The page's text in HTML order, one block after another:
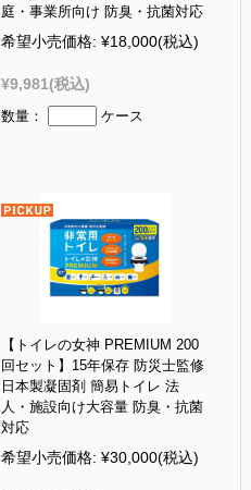
庭・事業所向け 防臭・抗菌対応
希望小売価格: ¥18,000(税込)
¥9,981(税込)
数量： ケース
【トイレの女神 PREMIUM 200
回セット】15年保存 防災士監修
日本製凝固剤 簡易トイレ 法
人・施設向け大容量 防臭・抗菌
対応
希望小売価格: ¥30,000(税込)